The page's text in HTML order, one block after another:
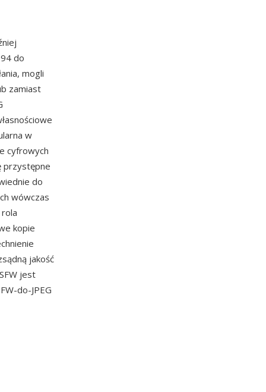
do
mogli
zamiast
w
cyfrowych
przystępne
do
wówczas
kopie
jakość
jest
do-JPEG